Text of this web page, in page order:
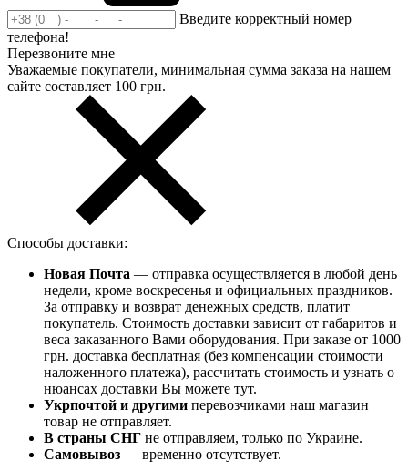
Введите корректный номер
телефона!
Перезвоните мне
Уважаемые покупатели, минимальная сумма заказа на нашем
сайте составляет 100 грн.
Способы доставки:
Новая Почта — отправка осуществляется в любой день
недели, кроме воскресенья и официальных праздников.
За отправку и возврат денежных средств, платит
покупатель. Стоимость доставки зависит от габаритов и
веса заказанного Вами оборудования. При заказе от 1000
грн. доставка бесплатная (без компенсации стоимости
наложенного платежа), рассчитать стоимость и узнать о
нюансах доставки Вы можете тут.
Укрпочтой и другими перевозчиками наш магазин
товар не отправляет.
В страны СНГ не отправляем, только по Украине.
Самовывоз — временно отсутствует.